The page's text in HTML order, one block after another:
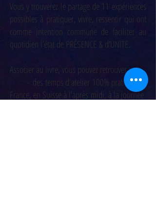
Vous y trouverez le partage de 11 expériences
possibles à pratiquer, vivre, ressentir qui ont
comme intention commune de faciliter au
quotidien l’état de PRÉSENCE & d’UNITE.
Associer au livre, vous pouvez retrouver :
- des temps d'atelier 100% pratique en
France, en Suisse à l’après midi, à la journée